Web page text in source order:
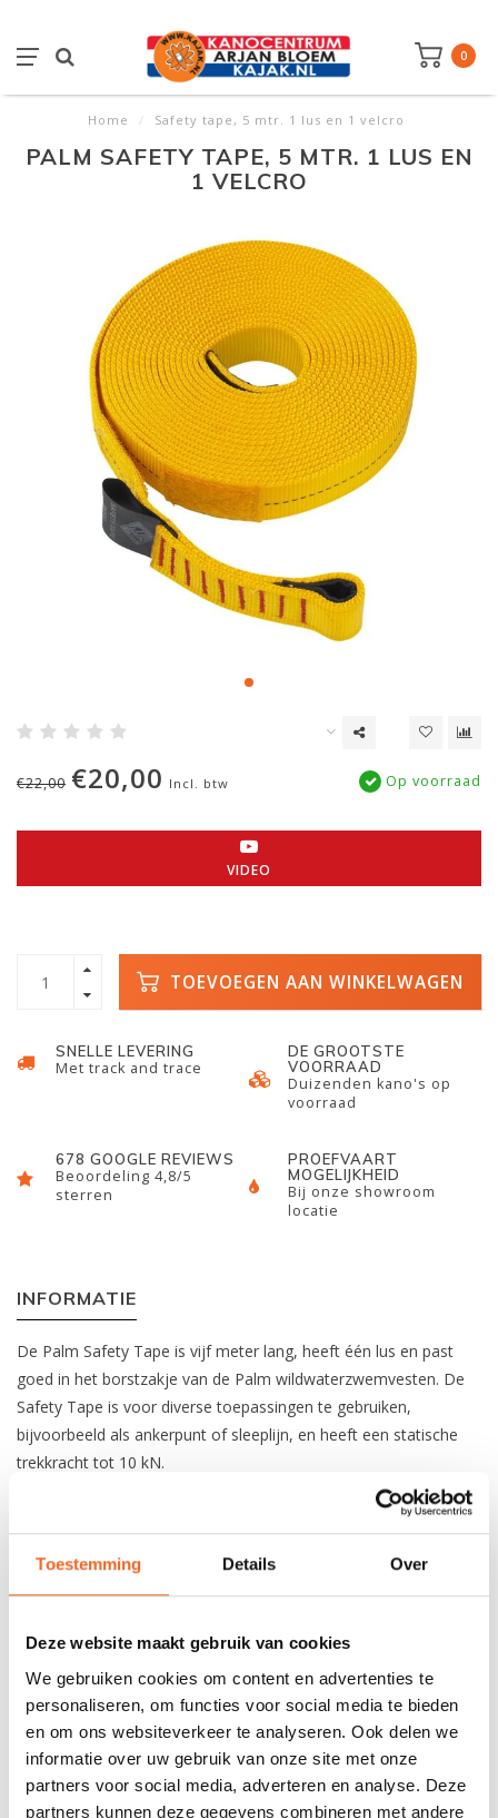
Toestemming Details Over
Deze website maakt gebruik van cookies
We gebruiken cookies om content en advertenties te
personaliseren, om functies voor social media te bieden
en om ons websiteverkeer te analyseren. Ook delen we
informatie over uw gebruik van onze site met onze
partners voor social media, adverteren en analyse. Deze
partners kunnen deze gegevens combineren met andere
0
Home / Safety tape, 5 mtr. 1 lus en 1 velcro
PALM SAFETY TAPE, 5 MTR. 1 LUS EN
1 VELCRO
€22,00 €20,00 Incl. btw Op voorraad
VIDEO
TOEVOEGEN AAN WINKELWAGEN
SNELLE LEVERING
Met track and trace
DE GROOTSTE
VOORRAAD
Duizenden kano's op
voorraad
678 GOOGLE REVIEWS
Beoordeling 4,8/5
sterren
PROEFVAART
MOGELIJKHEID
Bij onze showroom
locatie
INFORMATIE
De Palm Safety Tape is vijf meter lang, heeft één lus en past
goed in het borstzakje van de Palm wildwaterzwemvesten. De
Safety Tape is voor diverse toepassingen te gebruiken,
bijvoorbeeld als ankerpunt of sleeplijn, en heeft een statische
trekkracht tot 10 kN.
0 sterren op basis van 0 beoordelingen
JE BEOORDELING TOEVOEGEN
GERELATEERDE PRODUCTEN